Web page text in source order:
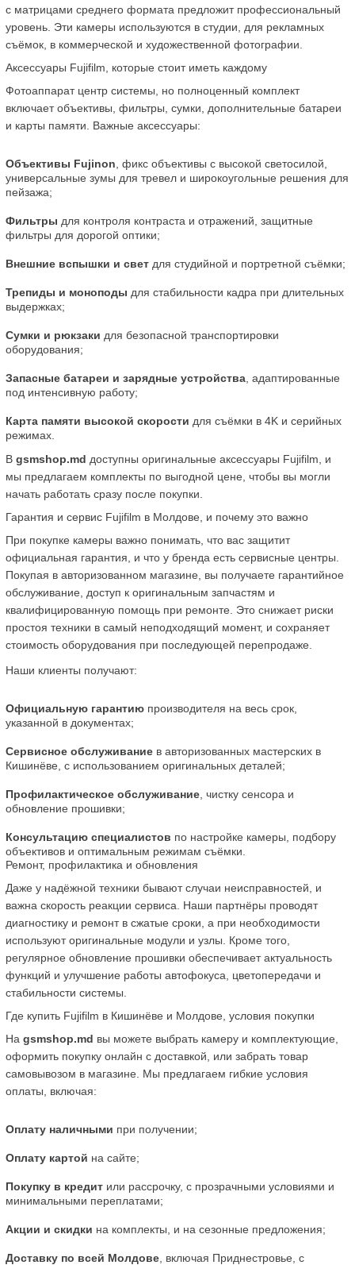
с матрицами среднего формата предложит профессиональный
уровень. Эти камеры используются в студии, для рекламных
съёмок, в коммерческой и художественной фотографии.
Аксессуары Fujifilm, которые стоит иметь каждому
Фотоаппарат центр системы, но полноценный комплект
включает объективы, фильтры, сумки, дополнительные батареи
и карты памяти. Важные аксессуары:
Объективы Fujinon , фикс объективы с высокой светосилой,
универсальные зумы для тревел и широкоугольные решения для
пейзажа;
Фильтры для контроля контраста и отражений, защитные
фильтры для дорогой оптики;
Внешние вспышки и свет для студийной и портретной съёмки;
Трепиды и моноподы для стабильности кадра при длительных
выдержках;
Сумки и рюкзаки для безопасной транспортировки
оборудования;
Запасные батареи и зарядные устройства , адаптированные
под интенсивную работу;
Карта памяти высокой скорости для съёмки в 4K и серийных
режимах.
В gsmshop.md доступны оригинальные аксессуары Fujifilm, и
мы предлагаем комплекты по выгодной цене, чтобы вы могли
начать работать сразу после покупки.
Гарантия и сервис Fujifilm в Молдове, и почему это важно
При покупке камеры важно понимать, что вас защитит
официальная гарантия, и что у бренда есть сервисные центры.
Покупая в авторизованном магазине, вы получаете гарантийное
обслуживание, доступ к оригинальным запчастям и
квалифицированную помощь при ремонте. Это снижает риски
простоя техники в самый неподходящий момент, и сохраняет
стоимость оборудования при последующей перепродаже.
Наши клиенты получают:
Официальную гарантию производителя на весь срок,
указанной в документах;
Сервисное обслуживание в авторизованных мастерских в
Кишинёве, с использованием оригинальных деталей;
Профилактическое обслуживание , чистку сенсора и
обновление прошивки;
Консультацию специалистов по настройке камеры, подбору
объективов и оптимальным режимам съёмки.
Ремонт, профилактика и обновления
Даже у надёжной техники бывают случаи неисправностей, и
важна скорость реакции сервиса. Наши партнёры проводят
диагностику и ремонт в сжатые сроки, а при необходимости
используют оригинальные модули и узлы. Кроме того,
регулярное обновление прошивки обеспечивает актуальность
функций и улучшение работы автофокуса, цветопередачи и
стабильности системы.
Где купить Fujifilm в Кишинёве и Молдове, условия покупки
На gsmshop.md вы можете выбрать камеру и комплектующие,
оформить покупку онлайн с доставкой, или забрать товар
самовывозом в магазине. Мы предлагаем гибкие условия
оплаты, включая:
Оплату наличными при получении;
Оплату картой на сайте;
Покупку в кредит или рассрочку, с прозрачными условиями и
минимальными переплатами;
Акции и скидки на комплекты, и на сезонные предложения;
Доставку по всей Молдове , включая Приднестровье, с